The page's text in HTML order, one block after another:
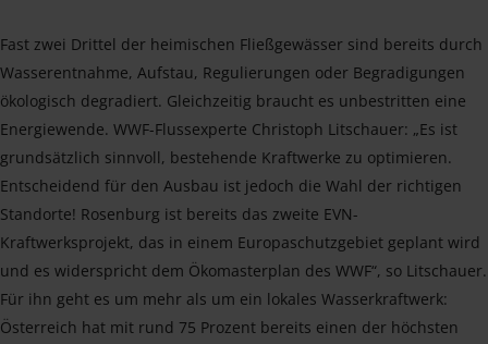
Fast zwei Drittel der heimischen Fließgewässer sind bereits durch
Wasserentnahme, Aufstau, Regulierungen oder Begradigungen
ökologisch degradiert. Gleichzeitig braucht es unbestritten eine
Energiewende. WWF-Flussexperte Christoph Litschauer: „Es ist
grundsätzlich sinnvoll, bestehende Kraftwerke zu optimieren.
Entscheidend für den Ausbau ist jedoch die Wahl der richtigen
Standorte! Rosenburg ist bereits das zweite EVN-
Kraftwerksprojekt, das in einem Europaschutzgebiet geplant wird
und es widerspricht dem Ökomasterplan des WWF“, so Litschauer.
Für ihn geht es um mehr als um ein lokales Wasserkraftwerk:
Österreich hat mit rund 75 Prozent bereits einen der höchsten